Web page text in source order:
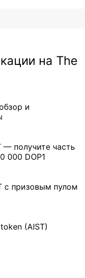
на The
и
— получите часть
000 DOP1
с призовым пулом
(AIST)